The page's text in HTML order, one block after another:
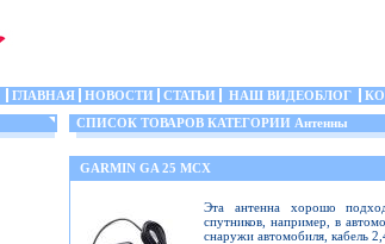
ГЛАВНАЯ НОВОСТИ СТАТЬИ НАШ ВИДЕОБЛОГ
СПИСОК ТОВАРОВ КАТЕГОРИИ Антенны
GARMIN GA 25 MCX
Эта антенна хорошо
спутников, например, в
снаружи автомобиля, кабель